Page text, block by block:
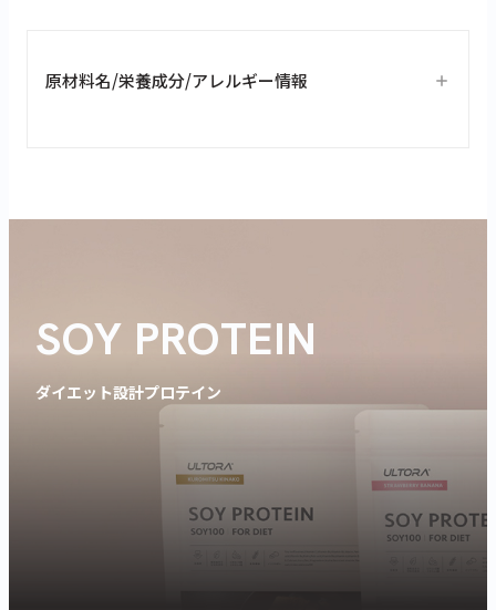
原材料名/栄養成分/アレルギー情報
SOY PROTEIN
ダイエット設計プロテイン